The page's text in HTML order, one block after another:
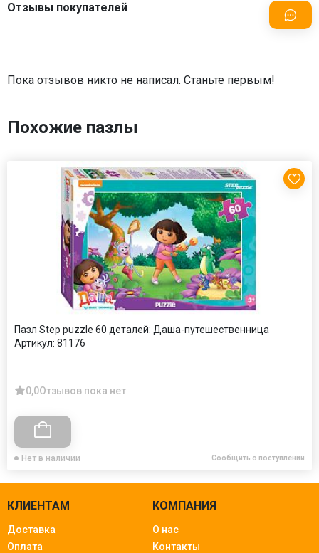
Отзывы покупателей
Пока отзывов никто не написал. Станьте первым!
Похожие пазлы
Пазл Step puzzle 60 деталей: Даша-путешественница
Артикул: 81176
0,0Отзывов пока нет
Нет в наличии Сообщить о поступлении
КЛИЕНТАМ
Доставка
Оплата
КОМПАНИЯ
О нас
Контакты